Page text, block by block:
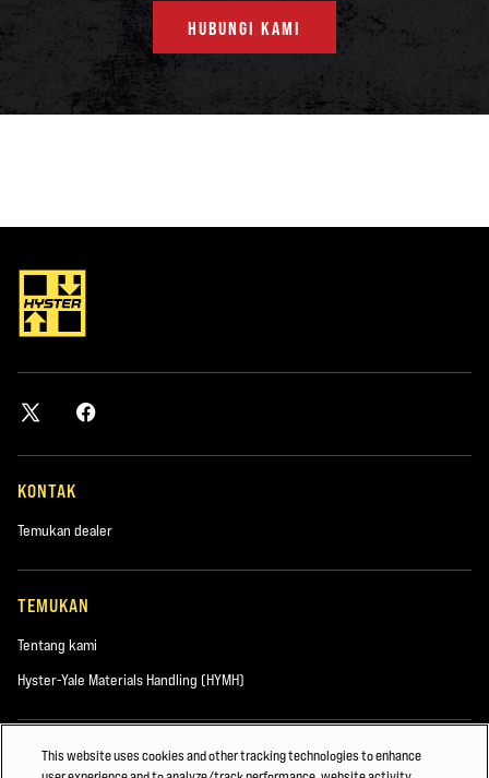
HUBUNGI KAMI
KONTAK
Temukan dealer
TEMUKAN
Tentang kami
Hyster-Yale Materials Handling (HYMH)
KARIER
This website uses cookies and other tracking technologies to enhance